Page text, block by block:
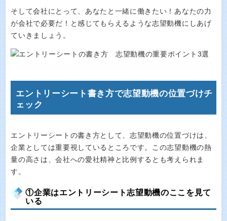
そして会社にとって、あなたと一緒に働きたい！あなたの力
が会社で必要だ！と感じてもらえるような志望動機にしあげ
ていきましょう。
エントリーシート書き方で志望動機の位置づけチ
ェック
エントリーシートの書き方として、志望動機の位置づけは、
企業としては重要視しているところです。この志望動機の熱
量の高さは、会社への愛社精神と比例するとも考えられま
す。
①企業はエントリーシート志望動機のここを見て
いる